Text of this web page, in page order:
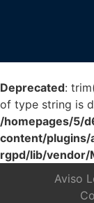
Deprecated:
of type string is
/homepages/5/
content/plugins/
rgpd/lib/vendor/
Aviso